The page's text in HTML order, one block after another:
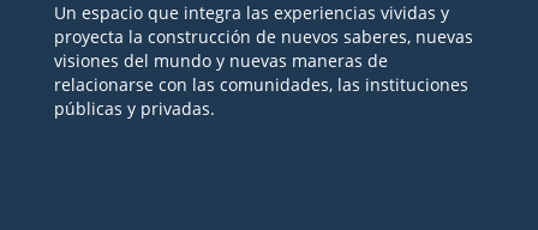
Un espacio que integra las experiencias vividas y
proyecta la construcción de nuevos saberes, nuevas
visiones del mundo y nuevas maneras de
relacionarse con las comunidades, las instituciones
públicas y privadas.